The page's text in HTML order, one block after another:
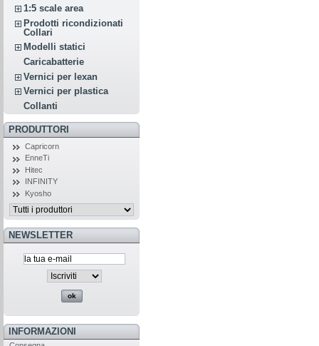
1:5 scale area
Prodotti ricondizionati
Collari
Modelli statici
Caricabatterie
Vernici per lexan
Vernici per plastica
Collanti
PRODUTTORI
Capricorn
EnneTi
Hitec
INFINITY
Kyosho
NEWSLETTER
INFORMAZIONI